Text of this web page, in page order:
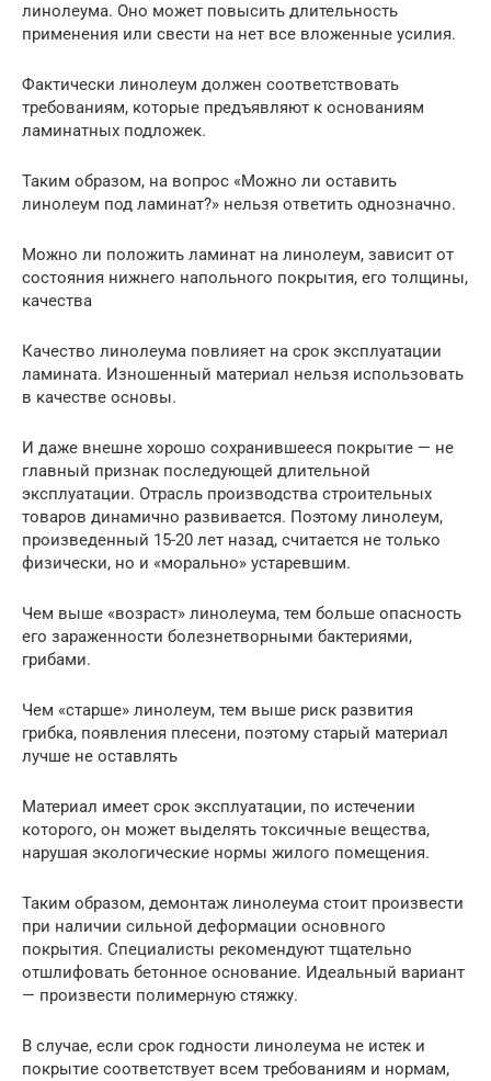
линолеума. Оно может повысить длительность
применения или свести на нет все вложенные усилия.
Фактически линолеум должен соответствовать
требованиям, которые предъявляют к основаниям
ламинатных подложек.
Таким образом, на вопрос «Можно ли оставить
линолеум под ламинат?» нельзя ответить однозначно.
Можно ли положить ламинат на линолеум, зависит от
состояния нижнего напольного покрытия, его толщины,
качества
Качество линолеума повлияет на срок эксплуатации
ламината. Изношенный материал нельзя использовать
в качестве основы.
И даже внешне хорошо сохранившееся покрытие — не
главный признак последующей длительной
эксплуатации. Отрасль производства строительных
товаров динамично развивается. Поэтому линолеум,
произведенный 15-20 лет назад, считается не только
физически, но и «морально» устаревшим.
Чем выше «возраст» линолеума, тем больше опасность
его зараженности болезнетворными бактериями,
грибами.
Чем «старше» линолеум, тем выше риск развития
грибка, появления плесени, поэтому старый материал
лучше не оставлять
Материал имеет срок эксплуатации, по истечении
которого, он может выделять токсичные вещества,
нарушая экологические нормы жилого помещения.
Таким образом, демонтаж линолеума стоит произвести
при наличии сильной деформации основного
покрытия. Специалисты рекомендуют тщательно
отшлифовать бетонное основание. Идеальный вариант
— произвести полимерную стяжку.
В случае, если срок годности линолеума не истек и
покрытие соответствует всем требованиям и нормам,